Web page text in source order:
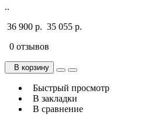
..
36 900 р. 35 055 р.
0 отзывов
В корзину
Быстрый просмотр
В закладки
В сравнение